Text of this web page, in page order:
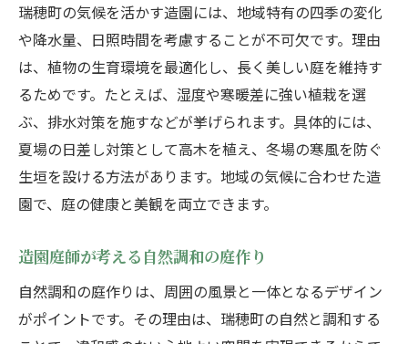
造園プロへの相談で失敗しないコツ
理想実現のための造園業者活用術
庭木や植栽の手入れ方法を徹底解説
造園庭師推奨の庭木手入れ基本ポイント
季節で変わる植栽メンテナンスの方法
元気な庭を維持する造園の管理術
剪定や草刈りに役立つ造園の知識
美しい庭を保つための造園習慣
外構工事で差がつく庭のデザイン術
造園で実現する魅力的な外構デザイン
瑞穂町の気候を活かす造園には、地域特有の四季の変化
や降水量、日照時間を考慮することが不可欠です。理由
は、植物の生育環境を最適化し、長く美しい庭を維持す
るためです。たとえば、湿度や寒暖差に強い植栽を選
ぶ、排水対策を施すなどが挙げられます。具体的には、
夏場の日差し対策として高木を植え、冬場の寒風を防ぐ
生垣を設ける方法があります。地域の気候に合わせた造
園で、庭の健康と美観を両立できます。
造園庭師が考える自然調和の庭作り
自然調和の庭作りは、周囲の風景と一体となるデザイン
がポイントです。その理由は、瑞穂町の自然と調和する